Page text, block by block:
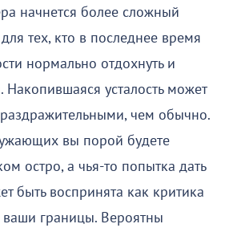
начнется более сложный
тех, кто в последнее время
нормально отдохнуть и
Накопившаяся усталость может
раздражительными, чем обычно.
вы порой будете
остро, а чья-то попытка дать
быть воспринята как критика
границы. Вероятны